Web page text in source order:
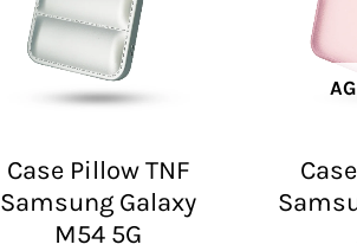
Case Pillow TNF
Samsung Galaxy
M54 5G